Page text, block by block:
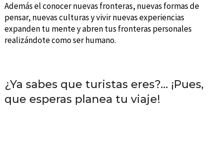
Además el conocer nuevas fronteras, nuevas formas de
pensar, nuevas culturas y vivir nuevas experiencias
expanden tu mente y abren tus fronteras personales
realizándote como ser humano.
¿Ya sabes que turistas eres?… ¡Pues,
que esperas planea tu viaje!